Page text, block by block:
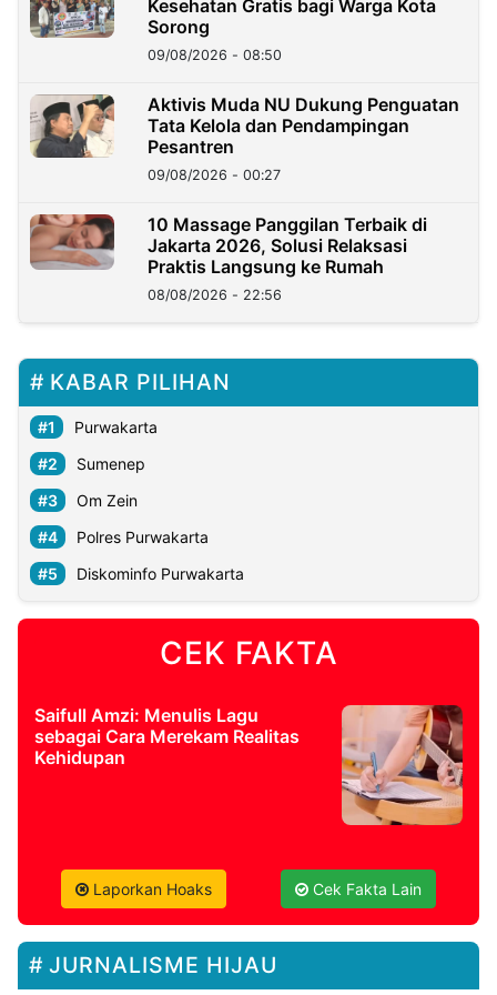
Kesehatan Gratis bagi Warga Kota
Sorong
09/08/2026 - 08:50
Aktivis Muda NU Dukung Penguatan
Tata Kelola dan Pendampingan
Pesantren
09/08/2026 - 00:27
10 Massage Panggilan Terbaik di
Jakarta 2026, Solusi Relaksasi
Praktis Langsung ke Rumah
08/08/2026 - 22:56
KABAR PILIHAN
Purwakarta
Sumenep
Om Zein
Polres Purwakarta
Diskominfo Purwakarta
CEK FAKTA
Saifull Amzi: Menulis Lagu
sebagai Cara Merekam Realitas
Kehidupan
Laporkan Hoaks Cek Fakta Lain
JURNALISME HIJAU